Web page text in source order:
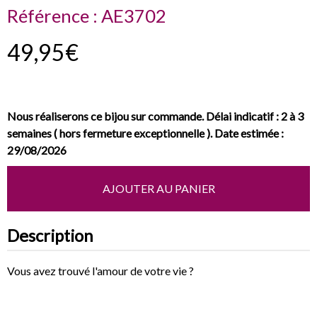
Référence : AE3702
49,95€
Nous réaliserons ce bijou sur commande. Délai indicatif : 2 à 3
semaines ( hors fermeture exceptionnelle ). Date estimée :
29/08/2026
AJOUTER AU PANIER
Description
Vous avez trouvé l'amour de votre vie ?